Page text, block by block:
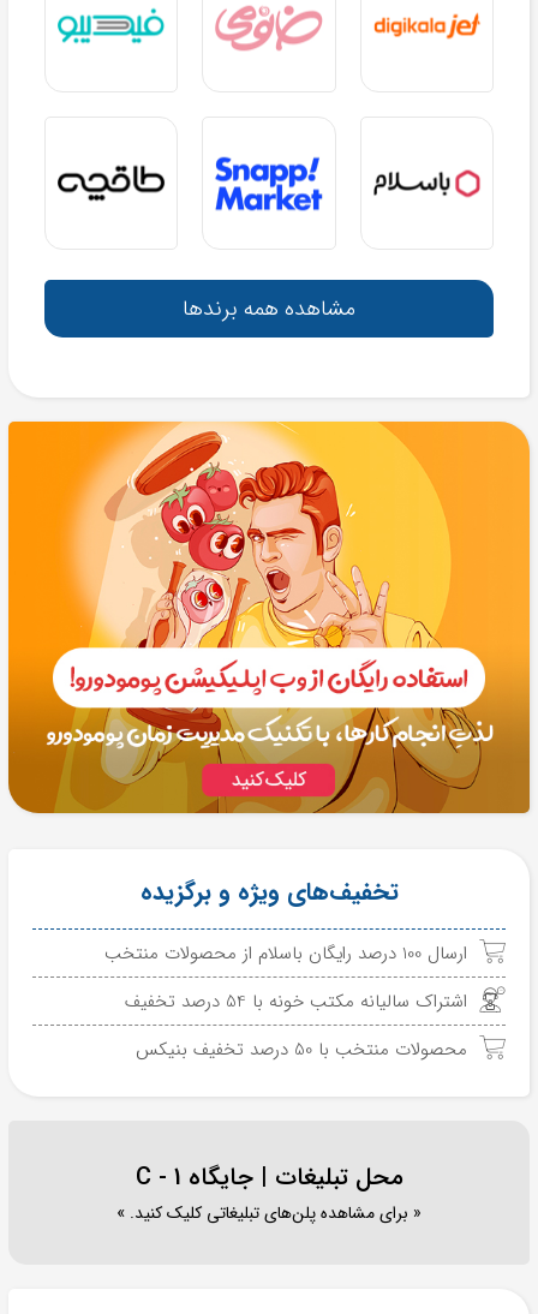
مشاهده همه برندها
تخفیف‌های ویژه و برگزیده
ارسال 100 درصد رایگان باسلام از محصولات منتخب
اشتراک سالیانه مکتب خونه با 54 درصد تخفیف
محصولات منتخب با 50 درصد تخفیف بنیکس
محل تبلیغات | جایگاه C - 1
« برای مشاهده پلن‌های تبلیغاتی کلیک کنید. »